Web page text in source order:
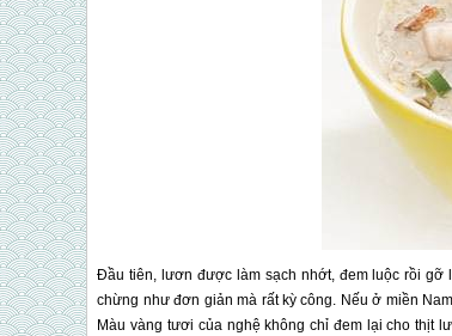
Đầu tiên, lươn được làm sạch nhớt, đem luộc rồi gỡ
chừng như đơn giản mà rất kỳ công. Nếu ở miền
Màu vàng tươi của nghệ không chỉ đem lại cho thịt